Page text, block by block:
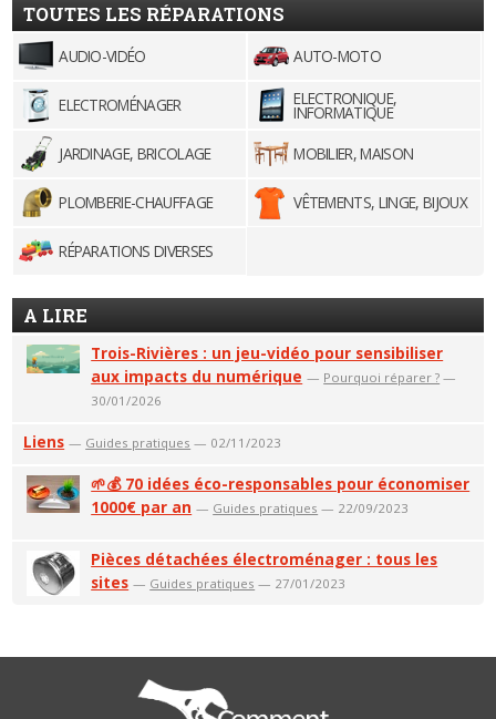
TOUTES LES RÉPARATIONS
AUDIO-VIDÉO AUTO-MOTO
ELECTROMÉNAGER ELECTRONIQUE,
INFORMATIQUE
JARDINAGE, BRICOLAGE
MOBILIER, MAISON
PLOMBERIE-CHAUFFAGE VÊTEMENTS, LINGE, BIJOUX
RÉPARATIONS DIVERSES
A LIRE
Trois-Rivières : un jeu-vidéo pour sensibiliser
aux impacts du numérique — Pourquoi réparer ? —
30/01/2026
Liens — Guides pratiques — 02/11/2023
🌱💰 70 idées éco-responsables pour économiser
1000€ par an — Guides pratiques — 22/09/2023
Pièces détachées électroménager : tous les
sites — Guides pratiques — 27/01/2023